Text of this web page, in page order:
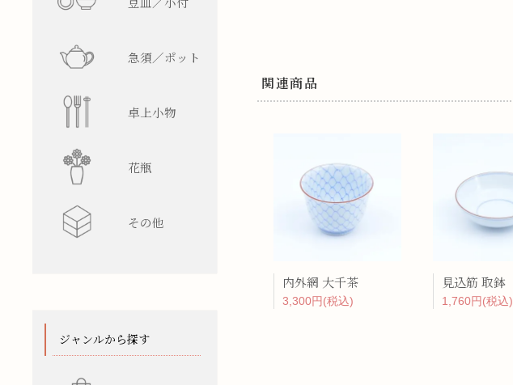
関連商品
内外網 大千茶
3,300円(税込)
見込筋 取鉢
1,760円(税込)
ビアグラス
豆皿／小付
急須／ポット
徳利
水差し
卓上小物
箸置
レンゲ
箸/カトラリー
花瓶 一輪挿し
カップ型
花瓶
その他 ワインクーラー
陶箱
ジャンルから探す